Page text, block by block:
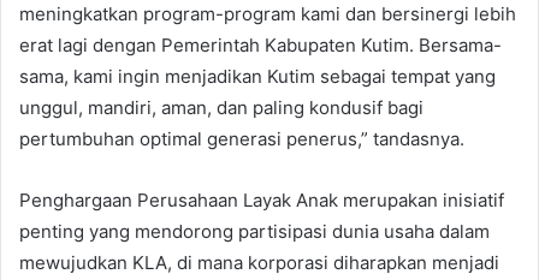
meningkatkan program-program kami dan bersinergi lebih
erat lagi dengan Pemerintah Kabupaten Kutim. Bersama-
sama, kami ingin menjadikan Kutim sebagai tempat yang
unggul, mandiri, aman, dan paling kondusif bagi
pertumbuhan optimal generasi penerus,” tandasnya.
Penghargaan Perusahaan Layak Anak merupakan inisiatif
penting yang mendorong partisipasi dunia usaha dalam
mewujudkan KLA, di mana korporasi diharapkan menjadi